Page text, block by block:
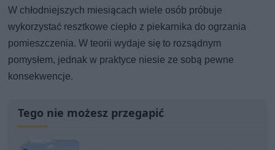
W chłodniejszych miesiącach wiele osób próbuje
wykorzystać resztkowe ciepło z piekarnika do ogrzania
pomieszczenia. W teorii wydaje się to rozsądnym
pomysłem, jednak w praktyce niesie ze sobą pewne
konsekwencje.
Tego nie możesz przegapić